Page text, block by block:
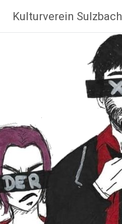
Inhalt
springen
Kulturverein Sulzbach